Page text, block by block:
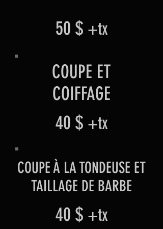
50 $ +tx
COUPE ET
COIFFAGE
40 $ +tx
COUPE À LA TONDEUSE ET
TAILLAGE DE BARBE
40 $ +tx